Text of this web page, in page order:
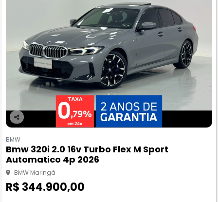
Co
pa
rtil
he
BMW
Bmw 320i 2.0 16v Turbo Flex M Sport
Automatico 4p 2026
BMW Maringá
R$ 344.900,00